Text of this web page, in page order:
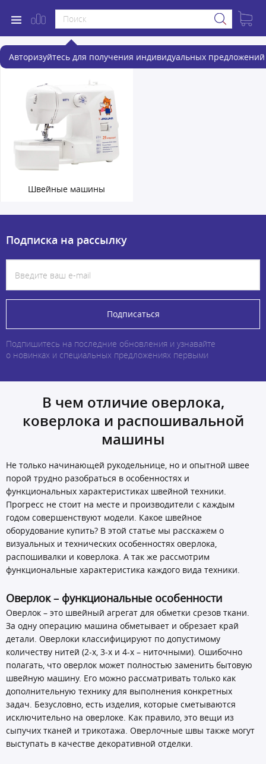
Авторизуйтесь для получения индивидуальных предложений
Швейная техника
Швейные машины
Подписка на рассылку
Подписаться
Подпишитесь на последние обновления и узнавайте
о новинках и специальных предложениях первыми
В чем отличие оверлока,
коверлока и распошивальной
машины
Не только начинающей рукодельнице, но и опытной швее
порой трудно разобраться в особенностях и
функциональных характеристиках швейной техники.
Прогресс не стоит на месте и производители с каждым
годом совершенствуют модели. Какое швейное
оборудование купить? В этой статье мы расскажем о
визуальных и технических особенностях оверлока,
распошивалки и коверлока. А так же рассмотрим
функциональные характеристика каждого вида техники.
Оверлок – функциональные особенности
Оверлок – это швейный агрегат для обметки срезов ткани.
За одну операцию машина обметывает и обрезает край
детали. Оверлоки классифицируют по допустимому
количеству нитей (2-х, 3-х и 4-х – ниточными). Ошибочно
полагать, что оверлок может полностью заменить бытовую
швейную машину. Его можно рассматривать только как
дополнительную технику для выполнения конкретных
задач. Безусловно, есть изделия, которые сметываются
исключительно на оверлоке. Как правило, это вещи из
сыпучих тканей и трикотажа. Оверлочные швы также могут
выступать в качестве декоративной отделки.